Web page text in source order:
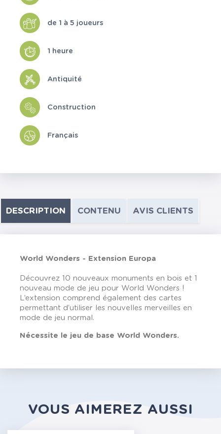
de 1 à 5 joueurs
1 heure
Antiquité
Construction
Français
DESCRIPTION CONTENU AVIS CLIENTS
World Wonders - Extension Europa
Découvrez 10 nouveaux monuments en bois et 1
nouveau mode de jeu pour World Wonders !
L’extension comprend également des cartes
permettant d’utiliser les nouvelles merveilles en
mode de jeu normal.
Nécessite le jeu de base World Wonders.
VOUS AIMEREZ AUSSI